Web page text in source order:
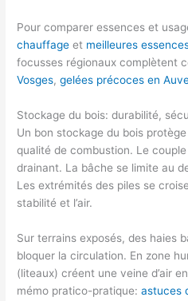
Pour comparer essences et
chauffage et meilleures
focusses régionaux complètent
Vosges,gelées précoces en
Stockage du bois: durabilité,
Un bon stockage du bois
qualité de combustion. Le
drainant. La bâche se limite au
Les extrémités des piles se
stabilité et l’air.
Sur terrains exposés, des haies
bloquer la circulation. En zone
(liteaux) créent une veine d’air
mémo pratico-pratique:astuces